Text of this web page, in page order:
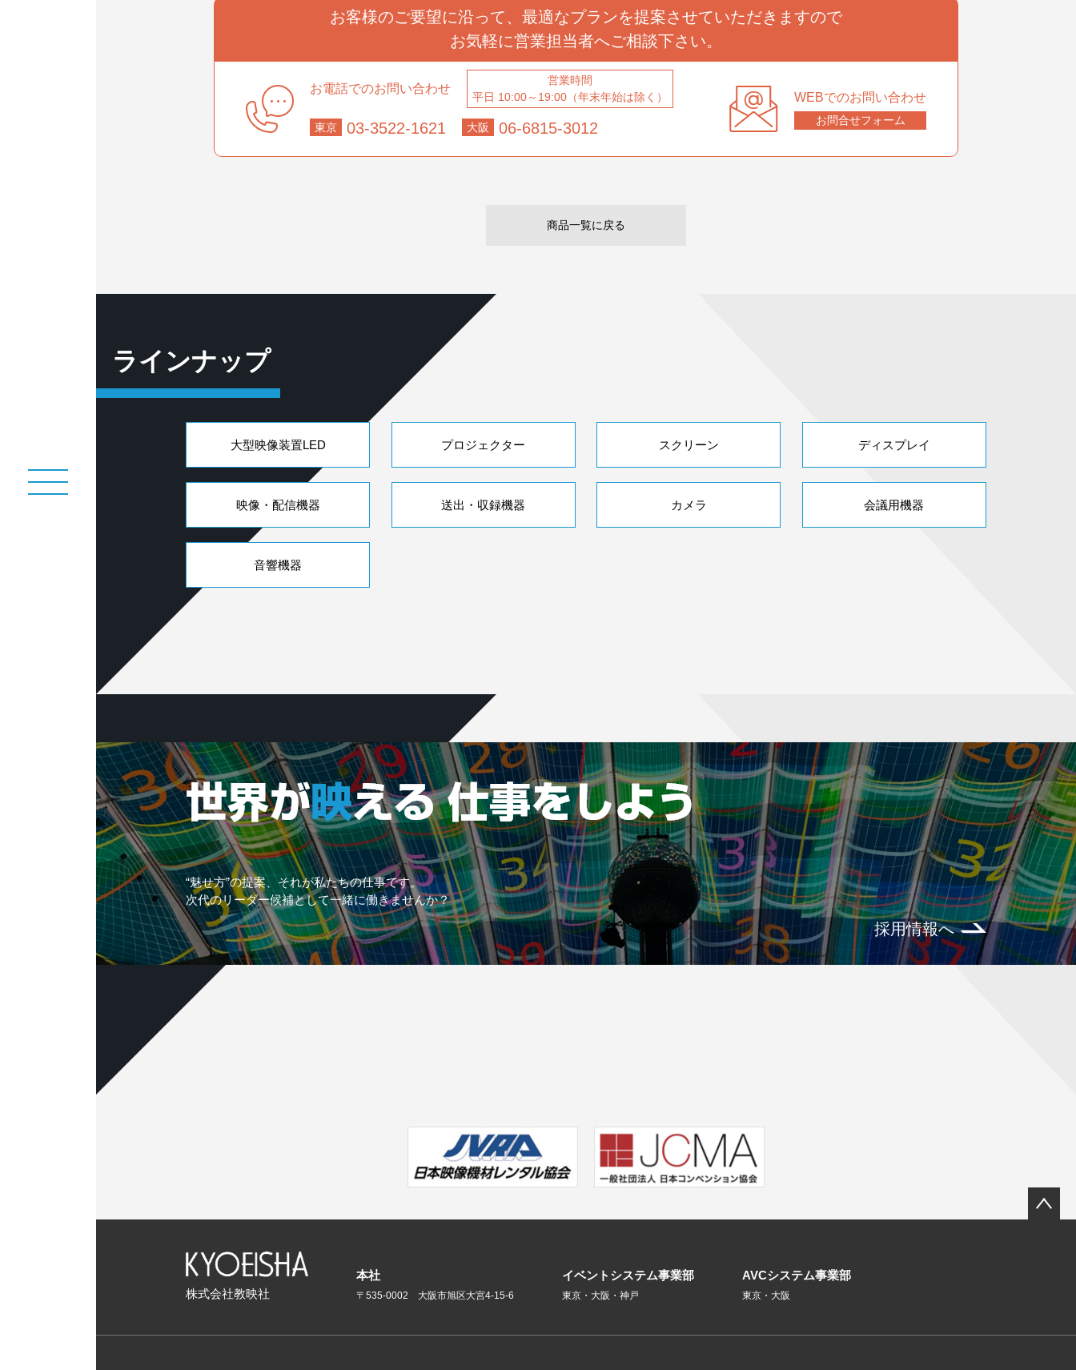
お客様のご要望に沿って、 最適なプランを提案させていただきますので
お気軽に営業担当者へご相談下さい。
お電話でのお問い合わせ
営業時間
平日 10:00～19:00（年末年始は除く）
東京 03-3522-1621 大阪 06-6815-3012
WEBでのお問い合わせ
お問合せフォーム
商品一覧に戻る
ラインナップ
大型映像装置LED プロジェクター スクリーン ディスプレイ
映像・配信機器 送出・収録機器 カメラ 会議用機器
音響機器
“魅せ方”の提案、それが私たちの仕事です。
次代のリーダー候補として一緒に働きませんか？
採用情報へ
株式会社教映社
本社
〒535-0002 大阪市旭区大宮4-15-6
イベントシステム事業部
東京・大阪・神戸
AVCシステム事業部
東京・大阪